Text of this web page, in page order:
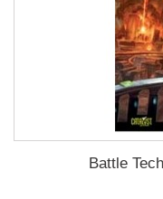
Battle